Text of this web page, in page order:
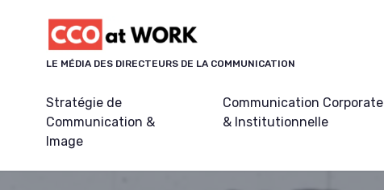
LE MÉDIA DES DIRECTEURS DE LA COMMUNICATION
Stratégie de
Communication &
Image
Communication Corporate
& Institutionnelle